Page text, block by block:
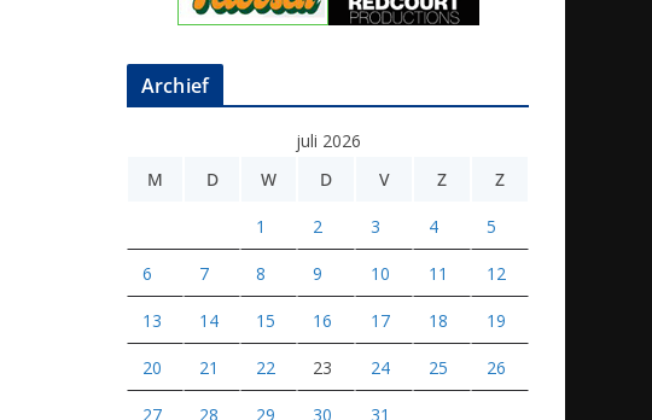
Archief
juli 2026
M
D W D V Z Z
1 2 3 4 5
6 7 8 9 10 11 12
13 14 15 16 17 18 19
20 21 22 23 24 25 26
27 28 29 30 31